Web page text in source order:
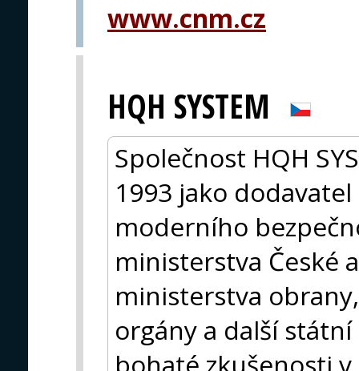
www.cnm.cz
HQH SYSTEM
Společnost HQH
1993 jako
moderního
ministerstva České
ministerstva
orgány a další
bohaté zkušenosti